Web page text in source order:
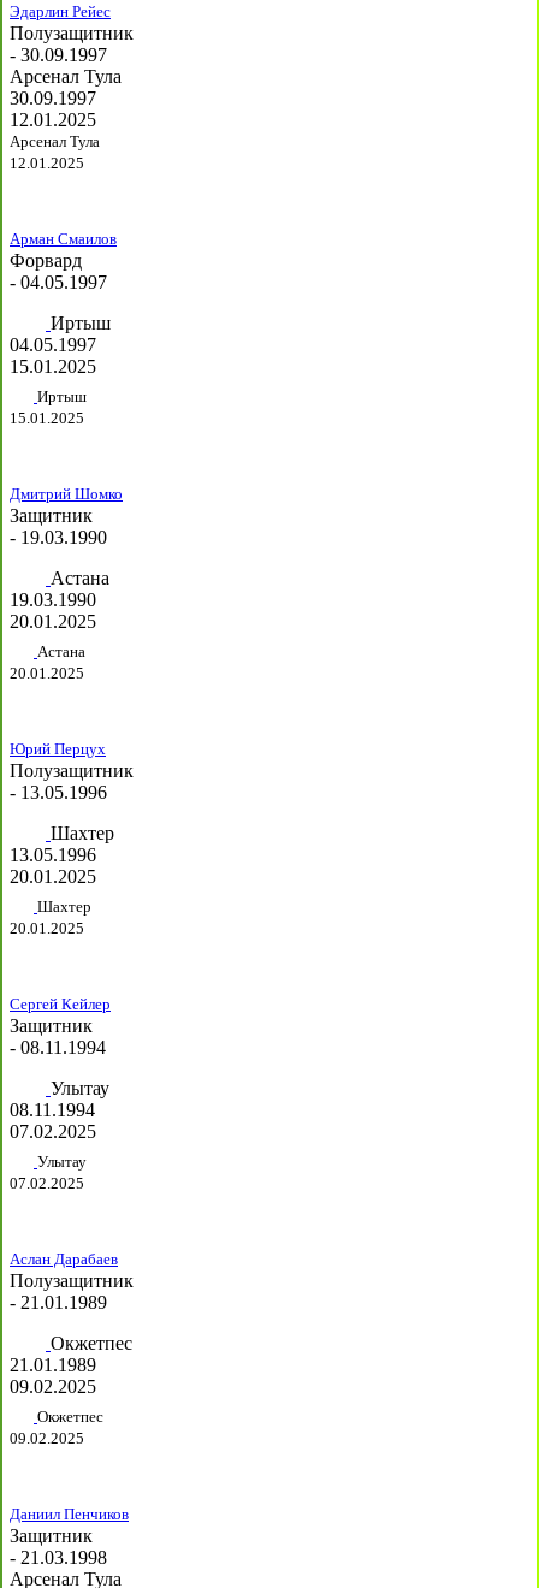
Эдарлин Рейес
Полузащитник
- 30.09.1997
Арсенал Тула
30.09.1997
12.01.2025
Арсенал Тула
12.01.2025
Арман Смаилов
Форвард
- 04.05.1997
Иртыш
04.05.1997
15.01.2025
Иртыш
15.01.2025
Дмитрий Шомко
Защитник
- 19.03.1990
Астана
19.03.1990
20.01.2025
Астана
20.01.2025
Юрий Перцух
Полузащитник
- 13.05.1996
Шахтер
13.05.1996
20.01.2025
Шахтер
20.01.2025
Сергей Кейлер
Защитник
- 08.11.1994
Улытау
08.11.1994
07.02.2025
Улытау
07.02.2025
Аслан Дарабаев
Полузащитник
- 21.01.1989
Окжетпес
21.01.1989
09.02.2025
Окжетпес
09.02.2025
Даниил Пенчиков
Защитник
- 21.03.1998
Арсенал Тула